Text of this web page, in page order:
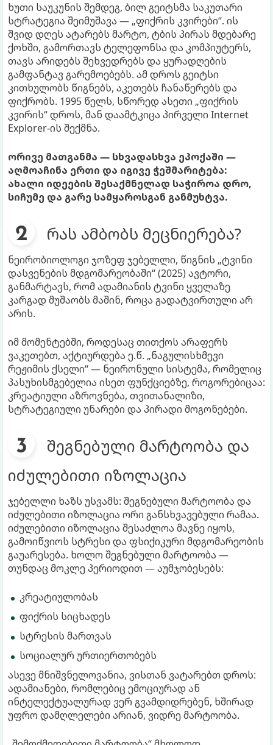
ხუთი საუკუნის შემდეგ, ბილ გეიტსმა საკუთარი
სტრატეგია შეიმუშავა — „ფიქრის კვირები“. ის
შვიდ დღეს ატარებს მარტო, ტბის პირას მდებარე
ქოხში, გამორთავს ტელეფონსა და კომპიუტერს,
თავს არიდებს შეხვედრებს და ყურადღების
გამფანტავ გარემოებებს. ამ დროს გეიტსი
კითხულობს წიგნებს, აკეთებს ჩანაწერებს და
ფიქრობს. 1995 წელს, სწორედ ასეთი „ფიქრის
კვირის“ დროს, მან დაამტკიცა პირველი Internet
Explorer-ის შექმნა.
ორივე მათგანმა — სხვადასხვა ეპოქაში —
აღმოაჩინა ერთი და იგივე ჭეშმარიტება:
ახალი იდეების შესაქმნელად საჭიროა დრო,
სიჩუმე და გარე სამყაროსგან განმუხტვა.
რას ამბობს მეცნიერება?
ნეირობიოლოგი ჯოზეფ ჯებელლი, წიგნის „ტვინი
დასვენების მდგომარეობაში“ (2025) ავტორი,
განმარტავს, რომ ადამიანის ტვინი ყველაზე
კარგად მუშაობს მაშინ, როცა გადატვირთული არ
არის.
იმ მომენტებში, როდესაც თითქოს არაფერს
ვაკეთებთ, აქტიურდება ე.წ. „ნაგულისხმევი
რეჟიმის ქსელი“ — ნეირონული სისტემა, რომელიც
პასუხისმგებელია ისეთ ფუნქციებზე, როგორებიცაა:
კრეატიული აზროვნება, თვითანალიზი,
სტრატეგიული უნარები და პირადი მოგონებები.
შეგნებული მარტოობა და
იძულებითი იზოლაცია
ჯებელლი ხაზს უსვამს: შეგნებული მარტოობა და
იძულებითი იზოლაცია ორი განსხვავებული რამაა.
იძულებითი იზოლაცია შესაძლოა მავნე იყოს,
გამოიწვიოს სტრესი და ფსიქიკური მდგომარეობის
გაუარესება. ხოლო შეგნებული მარტოობა —
თუნდაც მოკლე პერიოდით — აუმჯობესებს:
კრეატიულობას
ფიქრის სიცხადეს
სტრესის მართვას
სოციალურ ურთიერთობებს
ასევე მნიშვნელოვანია, ვისთან ვატარებთ დროს:
ადამიანები, რომლებიც ემოციურად ან
ინტელექტუალურად ვერ გვამდიდრებენ, ხშირად
უფრო დამღლელები არიან, ვიდრე მარტოობა.